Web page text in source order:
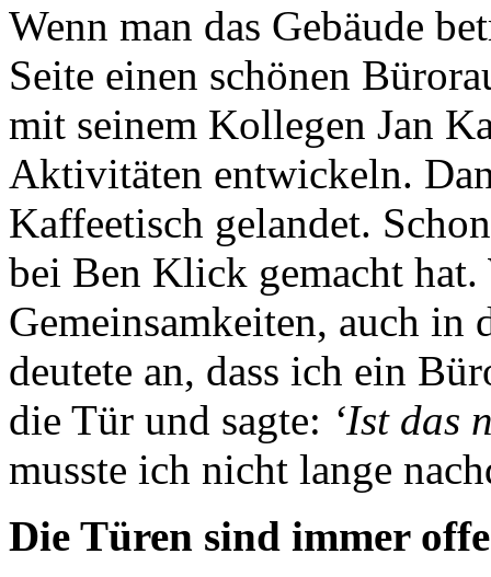
Wenn man das Gebäude
Seite einen schönen
mit seinem Kollegen Jan
Aktivitäten entwickeln.
Kaffeetisch gelandet.
bei Ben Klick gemacht
Gemeinsamkeiten, auch
deutete an, dass ich ein
die Tür und sagte: ‘Ist das
musste ich nicht lange
Die Türen sind immer